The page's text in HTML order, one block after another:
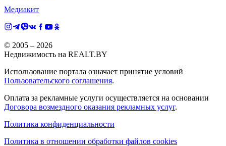
Медиакит
© 2005 – 2026
Недвижимость на REALT.BY
Использование портала означает принятие условий
Пользовательского соглашения.
Оплата за рекламные услуги осуществляется на основании
Договора возмездного оказания рекламных услуг.
Политика конфиденциальности
Политика в отношении обработки файлов cookies